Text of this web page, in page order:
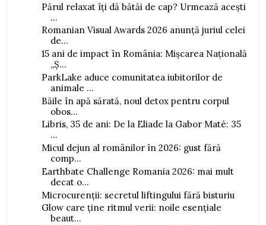
Părul relaxat îți dă bătăi de cap? Urmează acești
...
Romanian Visual Awards 2026 anunță juriul celei
de...
15 ani de impact în România: Mișcarea Națională
„Ș...
ParkLake aduce comunitatea iubitorilor de
animale ...
Băile în apă sărată, noul detox pentru corpul
obos...
Libris, 35 de ani: De la Eliade la Gabor Maté: 35
...
Micul dejun al românilor în 2026: gust fără
comp...
Earthbate Challenge Romania 2026: mai mult
decat o...
Microcurenții: secretul liftingului fără bisturiu
Glow care ține ritmul verii: noile esențiale
beaut...